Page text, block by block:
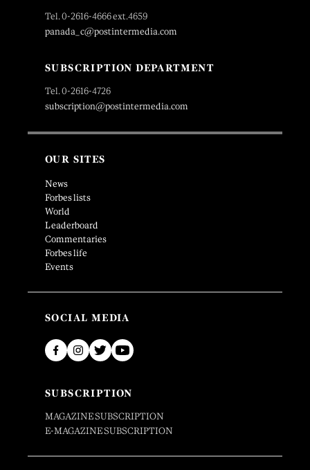
Tel. 0-2616-4666 ext.4659
panada_c@postintermedia.com
SUBSCRIPTION DEPARTMENT
Tel. 0-2616-4726
subscription@postintermedia.com
OUR SITES
News
Forbes lists
World
Leaderboard
Commentaries
Forbes life
Events
SOCIAL MEDIA
SUBSCRIPTION
MAGAZINE SUBSCRIPTION
E-MAGAZINE SUBSCRIPTION